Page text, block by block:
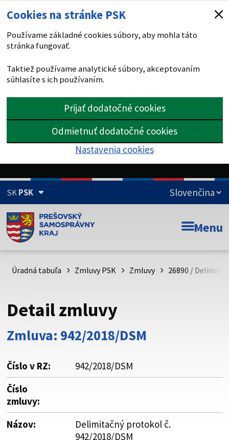
Cookies na stránke PSK
Používame základné cookies súbory, aby mohla táto
stránka fungovať.
Taktiež používame analytické súbory, akceptovaním
súhlasíte s ich používaním.
Prijať dodatočné cookies
Odmietnuť dodatočné cookies
Nastavenia cookies
SKPSK
Doména psk.sk je oficiálna
Toto je oficiálna webová stránka Prešovského
psk.sk.
Buďte pozorní a vždy sa uistite, že zdieľate informácie iba
cez zabezpečenú webovú stránku. Zabezpečená stránka
vždy začína https:// pred názvom domény webového sídla.
Menu
Úradná tabuľa Zmluvy PSK Zmluvy 26890 /
Detail zmluvy
Zmluva: 942/2018/DSM
Číslo v RZ:
942/2018/DSM
Číslo
zmluvy:
Názov:
Delimitačný protokol č.
942/2018/DSM